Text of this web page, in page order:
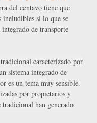
del centavo tiene que
ineludibles si lo que se
de transporte
caracterizado por
sistema integrado de
es un tema muy sensible.
por propietarios y
tradicional han generado